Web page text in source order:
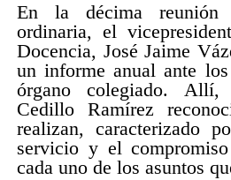
En la décima reunión
ordinaria, el
Docencia, José Jaime
un informe anual ante
órgano colegiado.
Cedillo Ramírez
realizan, caracterizado
servicio y el
cada uno de los asuntos